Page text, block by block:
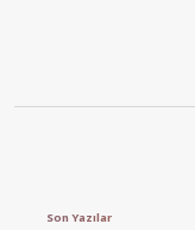
Son Yazılar